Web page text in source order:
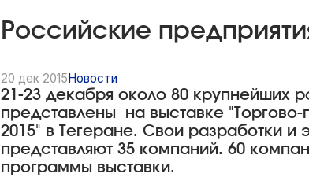
Российские
20 дек 2015 Новости
21-23 декабря около 80 крупнейших
представлены на выставке
2015" в Тегеране. Свои разработки и
представляют 35 компаний. 60
программы выставки.